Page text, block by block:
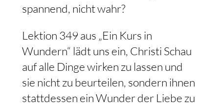
spannend, nicht wahr?
Lektion 349 aus „Ein Kurs in
Wundern“ lädt uns ein, Christi Schau
auf alle Dinge wirken zu lassen und
sie nicht zu beurteilen, sondern ihnen
stattdessen ein Wunder der Liebe zu